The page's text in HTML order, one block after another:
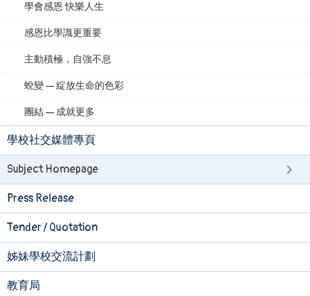
學會感恩 快樂人生
感恩比學識更重要
主動積極，自強不息
蛻變 — 綻放生命的色彩
團結 — 成就更多
學校社交媒體專頁
Subject Homepage
Press Release
Tender / Quotation
姊妹學校交流計劃
教育局